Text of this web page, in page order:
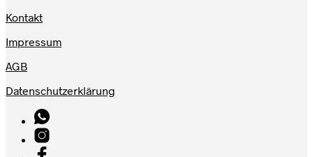
Kontakt
Impressum
AGB
Datenschutzerklärung